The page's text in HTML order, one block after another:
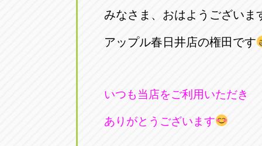
アップル
0568-85-
0568-25-
アップル春日井店
愛知県春日井市八田町2-1-16
愛知県北名古屋市中之郷八反
みなさま、おはようございま
アップル春日井店の権田です
いつも当店をご利用いただき
ありがとうございます